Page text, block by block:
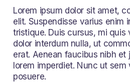
Lorem ipsum dolor sit amet,
elit. Suspendisse varius enim
tristique. Duis cursus, mi quis
dolor interdum nulla, ut
erat. Aenean faucibus nibh et
lorem imperdiet. Nunc ut
posuere.